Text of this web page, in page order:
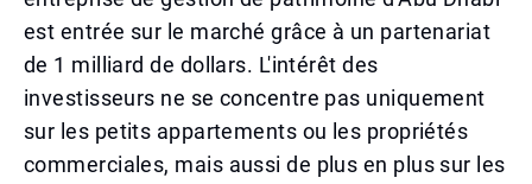
est entrée sur le marché grâce à un partenariat
de 1 milliard de dollars. L'intérêt des
investisseurs ne se concentre pas uniquement
sur les petits appartements ou les propriétés
commerciales, mais aussi de plus en plus sur les